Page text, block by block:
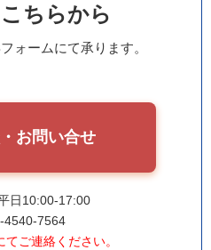
ちらから
ォームにて承ります。
お問い合せ
日10:00-17:00
4540-7564
ご連絡ください。